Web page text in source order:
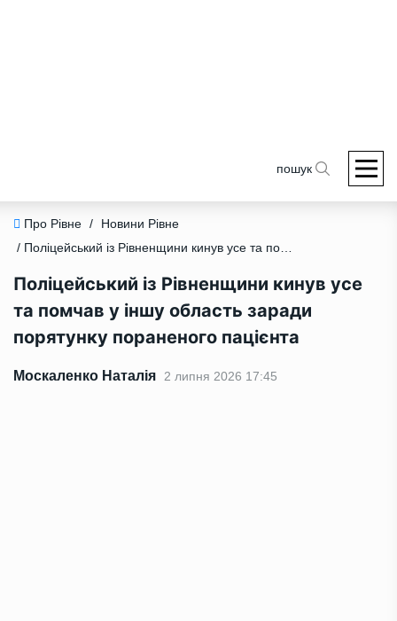
пошук
Про Рівне /
Новини Рівне
/ Поліцейський із Рівненщини кинув усе та помчав у іншу область заради порятунку пораненого пацієнта
Поліцейський із Рівненщини кинув усе
та помчав у іншу область заради
порятунку пораненого пацієнта
Москаленко Наталія 2 липня 2026 17:45